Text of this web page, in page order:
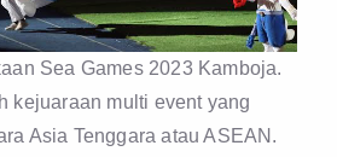
Sea Games 2023 Kamboja.
kejuaraan multi event yang
Asia Tenggara atau ASEAN.